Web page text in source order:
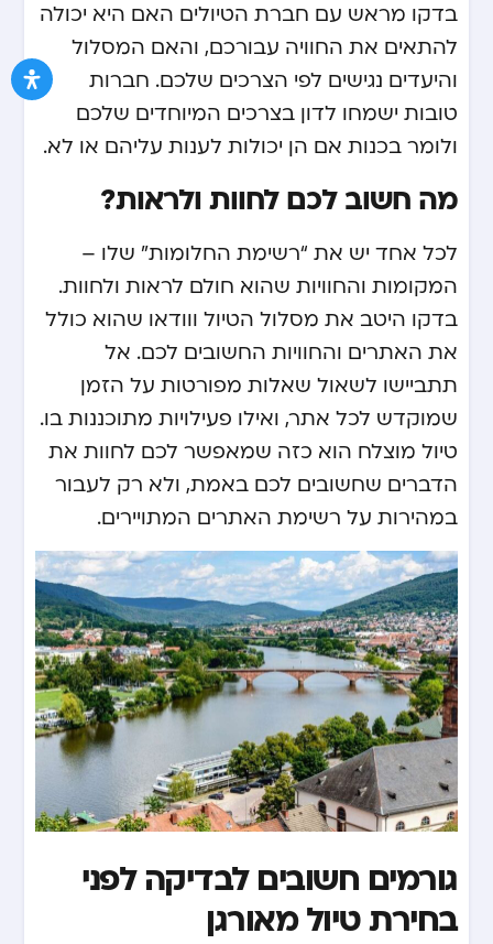
בדקו מראש עם חברת הטיולים האם היא יכולה
להתאים את החוויה עבורכם, והאם המסלול
והיעדים נגישים לפי הצרכים שלכם. חברות
טובות ישמחו לדון בצרכים המיוחדים שלכם
ולומר בכנות אם הן יכולות לענות עליהם או לא.
מה חשוב לכם לחוות ולראות?
לכל אחד יש את “רשימת החלומות” שלו –
המקומות והחוויות שהוא חולם לראות ולחוות.
בדקו היטב את מסלול הטיול ווודאו שהוא כולל
את האתרים והחוויות החשובים לכם. אל
תתביישו לשאול שאלות מפורטות על הזמן
שמוקדש לכל אתר, ואילו פעילויות מתוכננות בו.
טיול מוצלח הוא כזה שמאפשר לכם לחוות את
הדברים שחשובים לכם באמת, ולא רק לעבור
במהירות על רשימת האתרים המתויירים.
גורמים חשובים לבדיקה לפני
בחירת טיול מאורגן